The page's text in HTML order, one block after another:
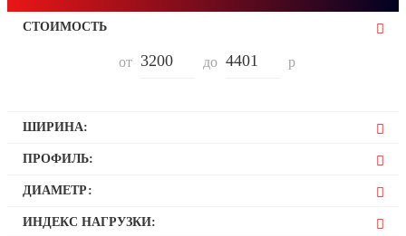
СТОИМОСТЬ
от до р
ШИРИНА:
175
ПРОФИЛЬ:
65
ДИАМЕТР:
13
ИНДЕКС НАГРУЗКИ: